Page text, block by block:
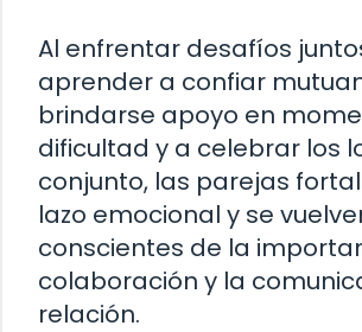
Al enfrentar desafíos
aprender a confiar
brindarse apoyo en
dificultad y a celebrar los
conjunto, las parejas
lazo emocional y se
conscientes de la
colaboración y la
relación.